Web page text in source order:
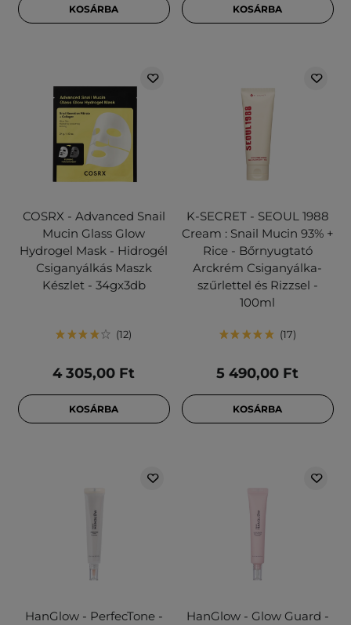
KOSÁRBA KOSÁRBA
COSRX - Advanced Snail
Mucin Glass Glow
Hydrogel Mask - Hidrogél
Csiganyálkás Maszk
Készlet - 34gx3db
12
4 305,00 Ft
KOSÁRBA
K-SECRET - SEOUL 1988
Cream : Snail Mucin 93% +
Rice - Bőrnyugtató
Arckrém Csiganyálka-
szűrlettel és Rizzsel -
100ml
17
5 490,00 Ft
KOSÁRBA
HanGlow - PerfecTone -
HanGlow - Glow Guard -